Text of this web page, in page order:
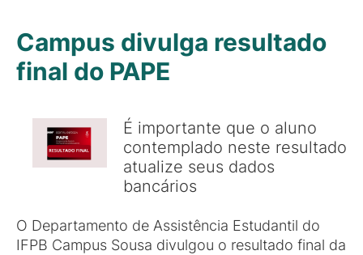
Campus divulga resultado
final do PAPE
É importante que o aluno
contemplado neste resultado
atualize seus dados
bancários
O Departamento de Assistência Estudantil do
IFPB Campus Sousa divulgou o resultado final da